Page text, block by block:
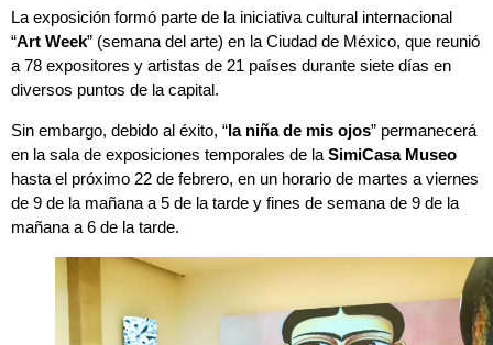
La exposición formó parte de la iniciativa cultural internacional
“Art Week” (semana del arte) en la Ciudad de México, que reunió
a 78 expositores y artistas de 21 países durante siete días en
diversos puntos de la capital.
Sin embargo, debido al éxito, “la niña de mis ojos” permanecerá
en la sala de exposiciones temporales de la SimiCasa Museo
hasta el próximo 22 de febrero, en un horario de martes a viernes
de 9 de la mañana a 5 de la tarde y fines de semana de 9 de la
mañana a 6 de la tarde.